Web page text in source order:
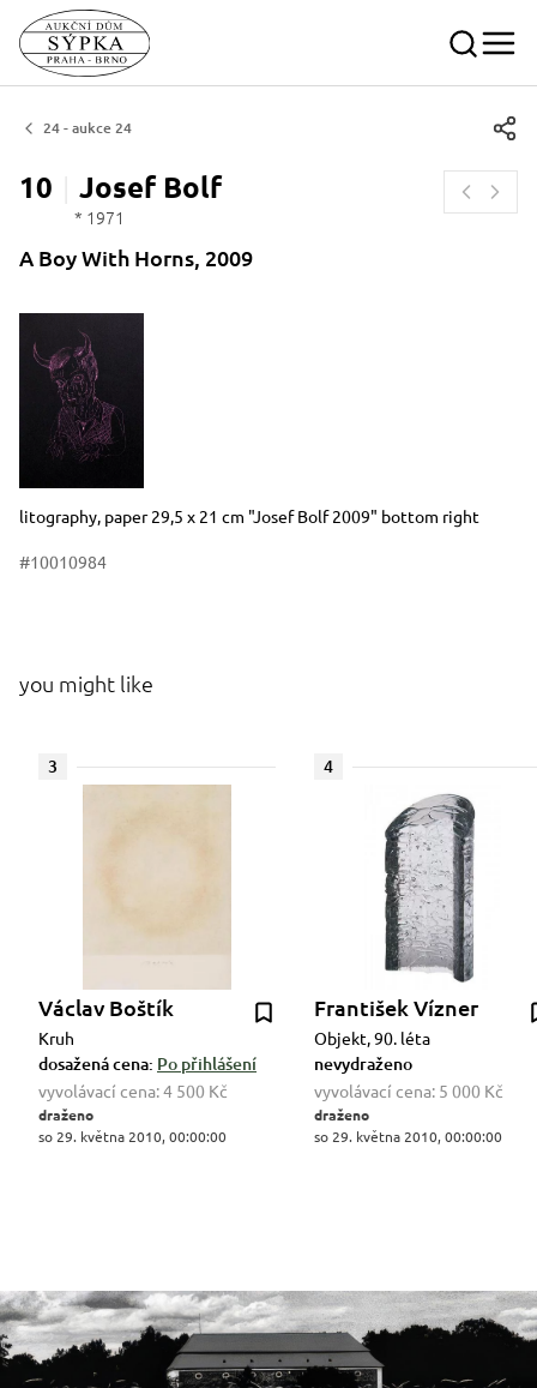
24 - aukce 24
10 Josef Bolf
* 1971
A Boy With Horns, 2009
Dimensions
Short item description
litography, paper 29,5 x 21 cm "Josef Bolf 2009" bottom right
#10010984
you might like
3
Václav Boštík
Kruh
dosažená cena: Po přihlášení
vyvolávací cena:4 500 Kč
draženo
so 29. května 2010, 00:00:00
4
František Vízner
Objekt, 90. léta
nevydraženo
vyvolávací cena: 5 000 Kč
draženo
so 29. května 2010, 00:00:00